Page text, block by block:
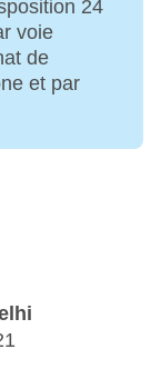
24
voie
de
et par